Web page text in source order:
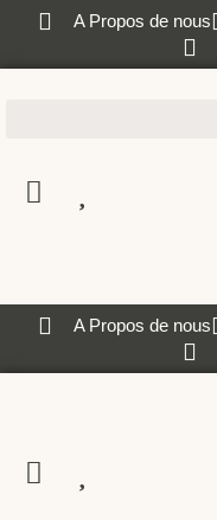
A Propos de nous
A Propos de nous